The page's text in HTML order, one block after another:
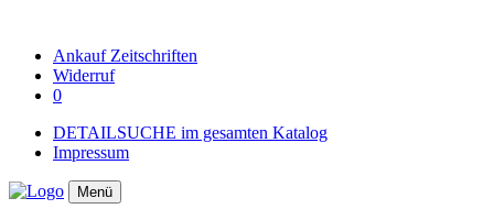
AnkaufZeitschriften
Widerruf
0
DETAILSUCHE im gesamten Katalog
Impressum
Menü